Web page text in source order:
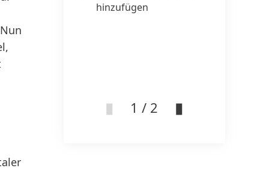
hinzufügen
1 / 2